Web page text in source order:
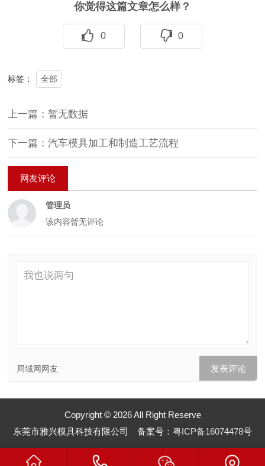
你觉得这篇文章怎么样？
0 0
标签： 全部
上一篇：暂无数据
下一篇：汽车模具加工和制造工艺流程
网友评论
管理员
该内容暂无评论
局域网网友
Copyright © 2026 All Right Reserve
东莞市雅兴模具科技有限公司 备案号： 粤ICP备16074478号